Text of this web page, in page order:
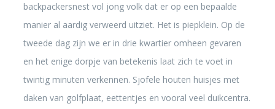
backpackersnest vol jong volk dat er op een bepaalde
manier al aardig verweerd uitziet. Het is piepklein. Op de
tweede dag zijn we er in drie kwartier omheen gevaren
en het enige dorpje van betekenis laat zich te voet in
twintig minuten verkennen. Sjofele houten huisjes met
daken van golfplaat, eettentjes en vooral veel duikcentra.